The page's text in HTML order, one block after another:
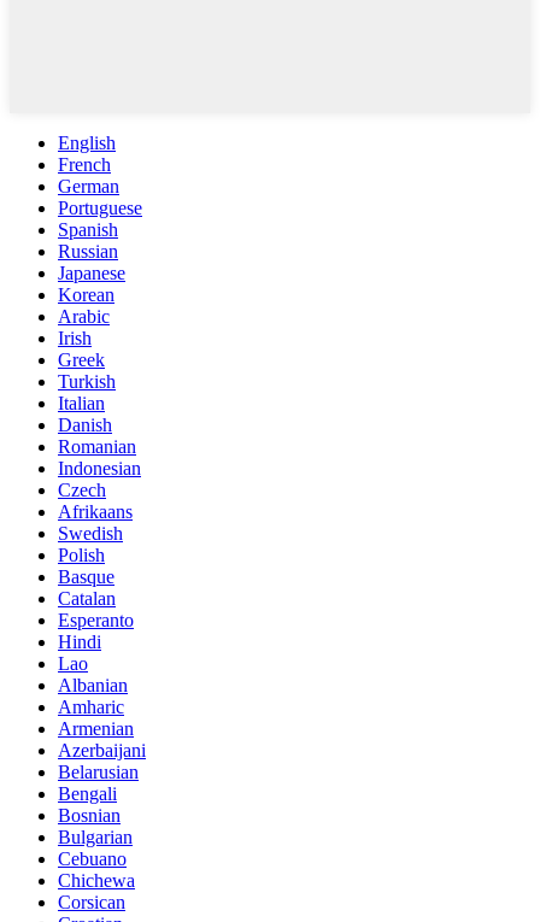
English
French
German
Portuguese
Spanish
Russian
Japanese
Korean
Arabic
Irish
Greek
Turkish
Italian
Danish
Romanian
Indonesian
Czech
Afrikaans
Swedish
Polish
Basque
Catalan
Esperanto
Hindi
Lao
Albanian
Amharic
Armenian
Azerbaijani
Belarusian
Bengali
Bosnian
Bulgarian
Cebuano
Chichewa
Corsican